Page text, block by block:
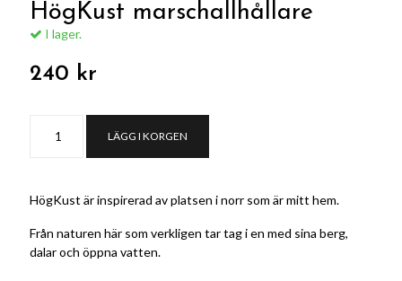
HögKust marschallhållare
I lager.
240 kr
LÄGG I KORGEN
HögKust är inspirerad av platsen i norr som är mitt hem.
Från naturen här som verkligen tar tag i en med sina berg,
dalar och öppna vatten.